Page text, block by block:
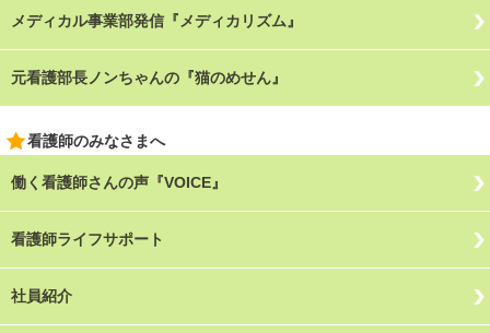
メディカル事業部発信『メディカリズム』
元看護部長ノンちゃんの『猫のめせん』
看護師のみなさまへ
働く看護師さんの声『VOICE』
看護師ライフサポート
社員紹介